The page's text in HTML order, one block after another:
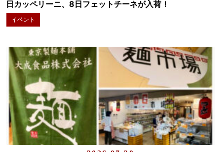
日カッペリーニ、8日フェットチーネが入荷！
イベント